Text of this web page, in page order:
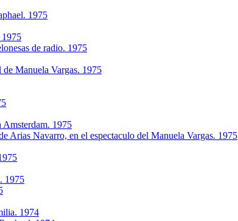
1975
de radio. 1975
Manuela Vargas. 1975
Amsterdam. 1975
Arias Navarro, en el espectaculo del Manuela Vargas. 1975
1975
1974